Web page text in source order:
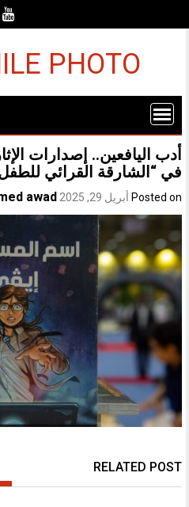
PHOTO
أدب اليافعين.. إصدارات
في “الشارقة القرائي للطفل
Posted on أبريل 29, 2025 awad
RELATED POST